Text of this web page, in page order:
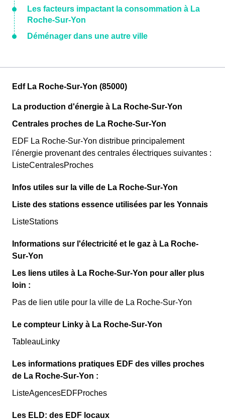
Les facteurs impactant la consommation à La
Roche-Sur-Yon
Déménager dans une autre ville
Edf La Roche-Sur-Yon (85000)
La production d'énergie à La Roche-Sur-Yon
Centrales proches de La Roche-Sur-Yon
EDF La Roche-Sur-Yon distribue principalement
l'énergie provenant des centrales électriques suivantes :
ListeCentralesProches
Infos utiles sur la ville de La Roche-Sur-Yon
Liste des stations essence utilisées par les Yonnais
ListeStations
Informations sur l'électricité et le gaz à La Roche-
Sur-Yon
Les liens utiles à La Roche-Sur-Yon pour aller plus
loin :
Pas de lien utile pour la ville de La Roche-Sur-Yon
Le compteur Linky à La Roche-Sur-Yon
TableauLinky
Les informations pratiques EDF des villes proches
de La Roche-Sur-Yon :
ListeAgencesEDFProches
Les ELD: des EDF locaux